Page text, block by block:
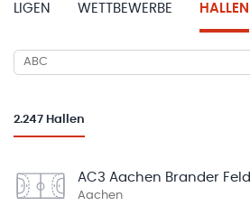
LIGEN WETTBEWERBE HALLEN
ABC
2.247 Hallen
AC3 Aachen Brander Feld
Aachen